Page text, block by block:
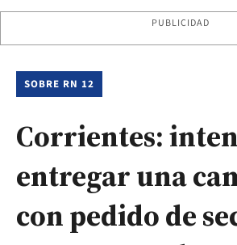
PUBLICIDAD
SOBRE RN 12
Corrientes:
entregar una
con pedido de